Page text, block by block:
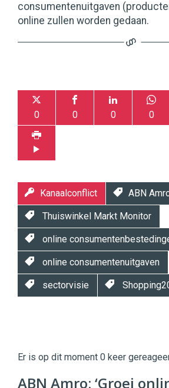
consumentenuitgaven
online zullen worden gedaan.
0 0 0 0
Kanaalconflict ABN
Thuiswinkel Markt Monitor
online
online consumentenuitgaven
sectorvisie
|
Digital
Commercehttps://
Er is op dit moment 0 keer
ABN Amro: ‘Groei